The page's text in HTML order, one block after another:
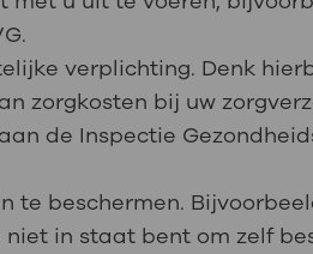
verplichting. Denk
zorgkosten bij uw
de Inspectie
te beschermen.
in staat bent om zelf